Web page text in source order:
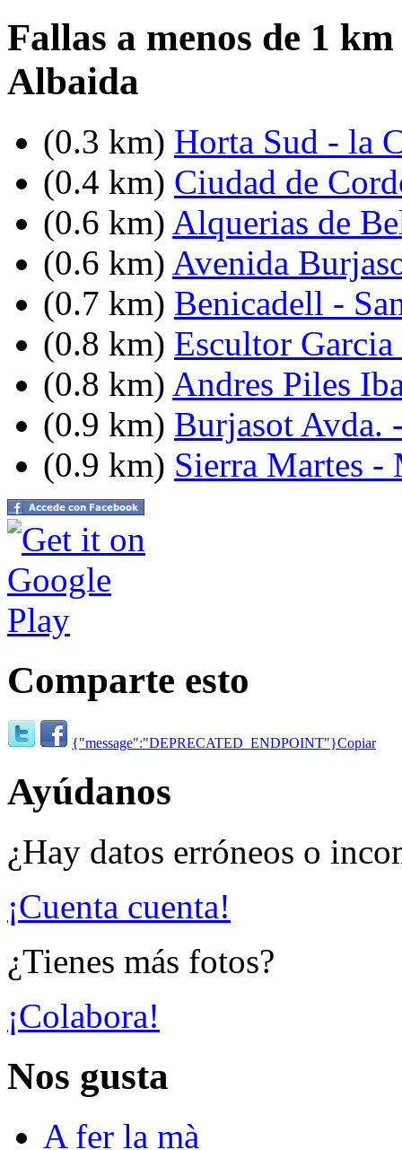
Fallas a menos de 1
Albaida
(0.3 km) Horta Sud - la
(0.4 km) Ciudad de
(0.6 km) Alquerias de
(0.6 km) Avenida
(0.7 km) Benicadell -
(0.8 km) Escultor
(0.8 km) Andres Piles
(0.9 km) Burjasot Avda.
(0.9 km) Sierra Martes -
Comparte esto
{"message":"DEPRECATED_ENDPOINT"}Copiar
Ayúdanos
¿Hay datos erróneos o
¡Cuenta cuenta!
¿Tienes más fotos?
¡Colabora!
Nos gusta
A fer la mà